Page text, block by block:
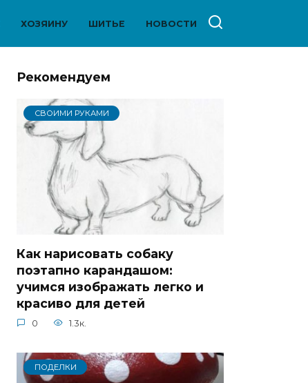
ХОЗЯИНУ ШИТЬЕ НОВОСТИ
Рекомендуем
СВОИМИ РУКАМИ
Как нарисовать собаку
поэтапно карандашом:
учимся изображать легко и
красиво для детей
0 1.3к.
ПОДЕЛКИ